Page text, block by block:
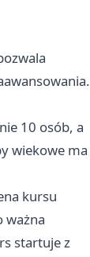
10 osób, a
wiekowe ma
kursu
ważna
startuje z